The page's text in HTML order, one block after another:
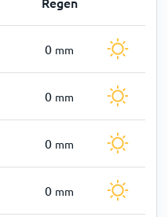
0 mm
0 mm
0 mm
0 mm